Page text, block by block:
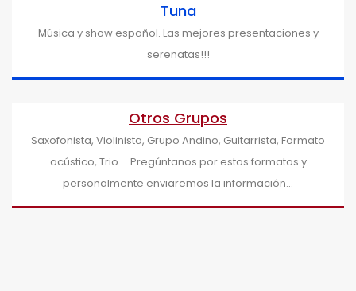
Tuna
Música y show español. Las mejores presentaciones y
serenatas!!!
Otros Grupos
Saxofonista, Violinista, Grupo Andino, Guitarrista, Formato
acústico, Trio … Pregúntanos por estos formatos y
personalmente enviaremos la información…